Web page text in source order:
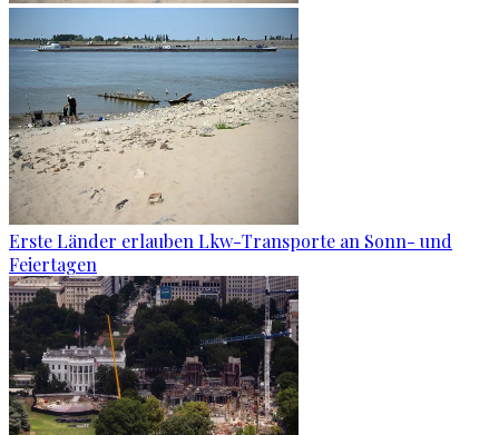
Erste Länder erlauben Lkw-Transporte an Sonn- und
Feiertagen